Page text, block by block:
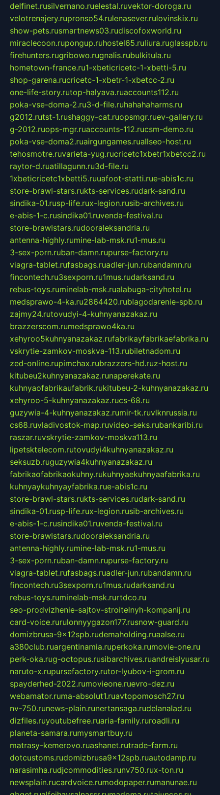
delfinet.rusilvernano.ruelestal.ruvektor-doroga.ru
velotrenajery.rupronso54.rulenasever.rulovinskix.ru
show-pets.rusmartnews03.rudiscofoxworld.ru
miraclecoon.rupongup.ruhostel65.ruliura.ruglasspb.ru
firehunters.rugribowo.rugnalis.rubulkitula.ru
hometown-france.ru1-xbeticricetc-1-xbetti-5.ru
shop-garena.rucricetc-1-xbetr-1-xbetcc-2.ru
one-life-story.rutop-halyava.ruaccounts112.ru
poka-vse-doma-2.ru3-d-file.ruhahahaharms.ru
g2012.rutst-1.rushaggy-cat.ruopsmgr.ruev-gallery.ru
g-2012.ruops-mgr.ruaccounts-112.rucsm-demo.ru
poka-vse-doma2.ruairgungames.ruallseo-host.ru
tehosmotre.ruvarieta-yug.rucricetc1xbetr1xbetcc2.ru
raytor-d.ruatillagunn.ru3d-file.ru
1xbeticricetc1xbetti5.ruuafoot-statti.rue-abis1c.ru
store-brawl-stars.rukts-services.rudark-sand.ru
sindika-01.rusp-life.rux-legion.rusib-archives.ru
e-abis-1-c.rusindika01.ruvenda-festival.ru
store-brawlstars.rudooraleksandria.ru
antenna-highly.rumine-lab-msk.ru1-mus.ru
3-sex-porn.ruban-damn.rupurse-factory.ru
viagra-tablet.rufasbags.ruadler-jun.rubandamn.ru
fincontech.ru3sexporn.ru1mus.rudarksand.ru
rebus-toys.ruminelab-msk.rualabuga-cityhotel.ru
medsprawo-4-ka.ru2864420.rublagodarenie-spb.ru
zajmy24.rutovudyi-4-kuhnyanazakaz.ru
brazzerscom.rumedsprawo4ka.ru
xehyroo5kuhnyanazakaz.rufabrikayfabrikaefabrika.ru
vskrytie-zamkov-moskva-113.rubiletnadom.ru
zed-online.rupimchax.rubrazzers-hd.ruz-host.ru
kitubeu2kuhnyanazakaz.runaperekate.ru
kuhnyaofabrikaufabrik.rukitubeu-2-kuhnyanazakaz.ru
xehyroo-5-kuhnyanazakaz.rucs-68.ru
guzywia-4-kuhnyanazakaz.rumir-tk.ruvlknrussia.ru
cs68.ruvladivostok-map.ruvideo-seks.rubankaribi.ru
raszar.ruvskrytie-zamkov-moskva113.ru
lipetsktelecom.rutovudyi4kuhnyanazakaz.ru
seksuzb.ruguzywia4kuhnyanazakaz.ru
fabrikaofabrikaokuhny.rukuhnyaekuhnyaafabrika.ru
kuhnyaykuhnyayfabrika.rue-abis1c.ru
store-brawl-stars.rukts-services.rudark-sand.ru
sindika-01.rusp-life.rux-legion.rusib-archives.ru
e-abis-1-c.rusindika01.ruvenda-festival.ru
store-brawlstars.rudooraleksandria.ru
antenna-highly.rumine-lab-msk.ru1-mus.ru
3-sex-porn.ruban-damn.rupurse-factory.ru
viagra-tablet.rufasbags.ruadler-jun.rubandamn.ru
fincontech.ru3sexporn.ru1mus.rudarksand.ru
rebus-toys.ruminelab-msk.rurtdco.ru
seo-prodvizhenie-sajtov-stroitelnyh-kompanij.ru
card-voice.rurulonnyygazon177.rusnow-guard.ru
domizbrusa-9x12spb.rudemaholding.ruaalse.ru
a380club.ruargentinamia.ruperkoka.rumovie-one.ru
perk-oka.rug-octopus.rusibarchives.ruandreislyusar.ru
naruto-x.rupursefactory.rutor-lyubov-i-grom.ru
spayderhed-2022.rumovieone.ruevro-dez.ru
webamator.ruma-absolut1.ruavtopomosch27.ru
nv-750.runews-plain.runertansaga.rudelanalad.ru
dizfiles.ruyoutubefree.ruaria-family.ruroadli.ru
planeta-samara.rumysmartbuy.ru
matrasy-kemerovo.ruashanet.rutrade-farm.ru
dotcustoms.rudomizbrusa9x12spb.ruautodamp.ru
narasimha.rudjcommodities.runv750.rux-ton.ru
newsplain.rucardvoice.rumodopaper.rumanunae.ru